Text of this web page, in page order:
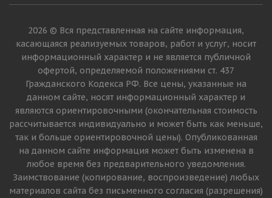
2026 © Вся представленная на сайте информация,
касающаяся реализуемых товаров, работ и услуг, носит
информационный характер и не является публичной
офертой, определяемой положениями ст. 437
Гражданского Кодекса РФ. Все цены, указанные на
данном сайте, носят информационный характер и
являются ориентировочными (окончательная стоимость
рассчитывается индивидуально и может быть как меньше,
так и больше ориентировочной цены). Опубликованная
на данном сайте информация может быть изменена в
любое время без предварительного уведомления.
Заимствование (копирование, воспроизведение) любых
материалов сайта без письменного согласия (разрешения)